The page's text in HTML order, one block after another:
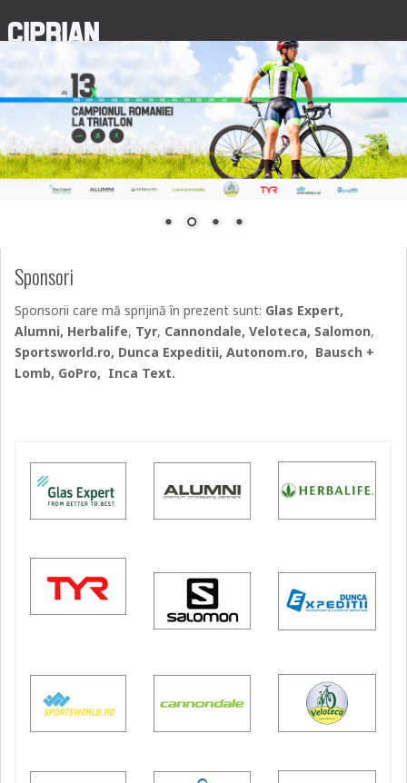
Sponsori
Sponsorii care mă sprijină în prezent sunt: Glas Expert,
Alumni, Herbalife, Tyr, Cannondale, Veloteca, Salomon,
Sportsworld.ro, Dunca Expeditii, Autonom.ro, Bausch +
Lomb, GoPro, Inca Text.